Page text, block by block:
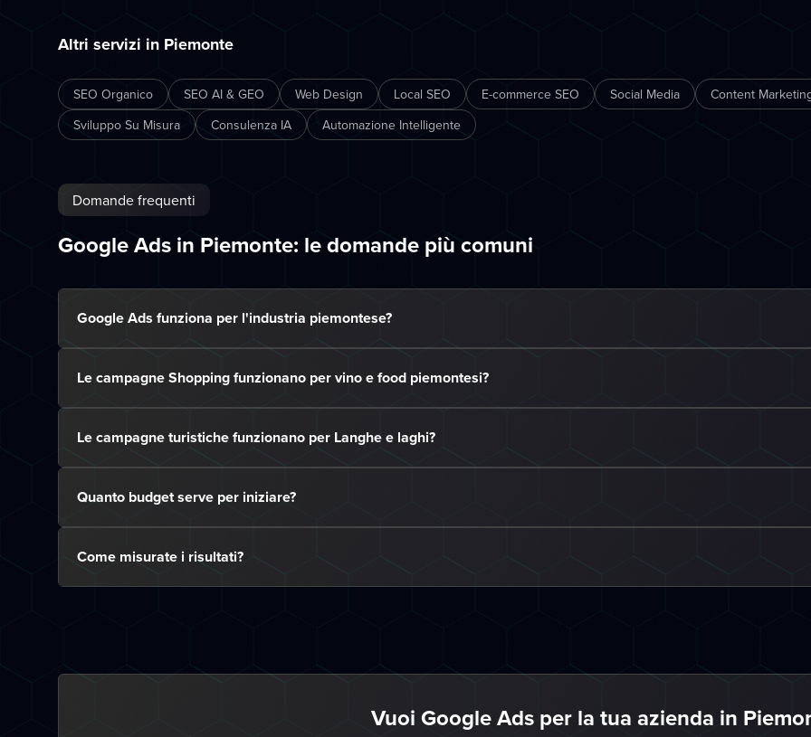
Altri servizi in Piemonte
SEO Organico SEO AI & GEO Web Design Local SEO E-commerce SEO Social Media
Content
Sviluppo Su Misura
Consulenza IA Automazione Intelligente
Domande frequenti
Google Ads in Piemonte: le domande più comuni
Google Ads funziona per l'industria piemontese?
Le campagne Shopping funzionano per vino e food piemontesi?
Le campagne turistiche funzionano per Langhe e laghi?
Quanto budget serve per iniziare?
Come misurate i risultati?
Vuoi Google Ads per la tua azienda in